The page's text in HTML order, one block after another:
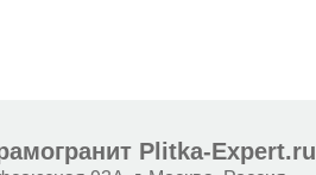
Plitka-Expert.ru